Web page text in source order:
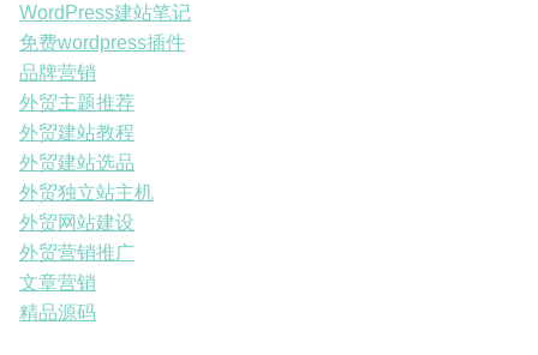
WordPress建站笔记
免费wordpress插件
品牌营销
外贸主题推荐
外贸建站教程
外贸建站选品
外贸独立站主机
外贸网站建设
外贸营销推广
文章营销
精品源码